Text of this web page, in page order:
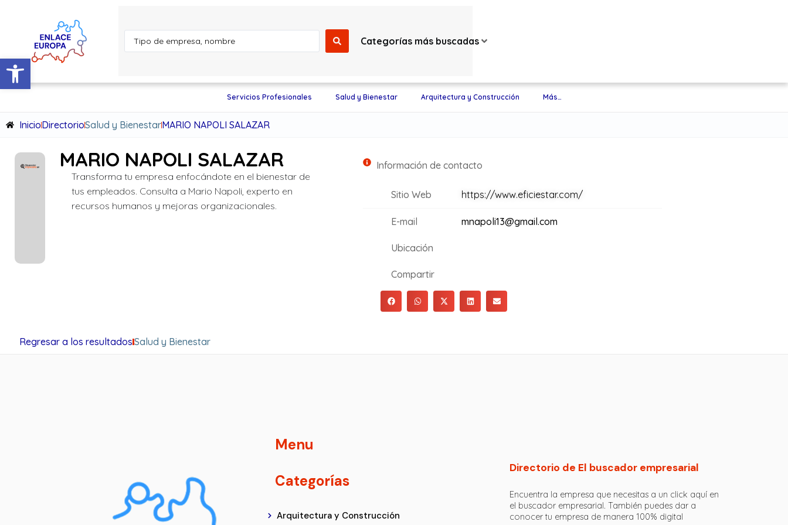
Abrir barra de herramientas
Categorías más buscadas
Servicios Profesionales Salud y Bienestar Arquitectura y Construcción Más…
InicioDirectorioSalud y BienestarMARIO NAPOLI SALAZAR
MARIO NAPOLI SALAZAR
Transforma tu empresa enfocándote en el bienestar de
tus empleados. Consulta a Mario Napoli, experto en
recursos humanos y mejoras organizacionales.
Información de contacto
Sitio Web https://www.eficiestar.com/
E-mail mnapoli13@gmail.com
Ubicación
Compartir
Regresar a los resultadosSalud y Bienestar
Menu
Categorías
Arquitectura y Construcción
Directorio de El buscador empresarial
Encuentra la empresa que necesitas a un click aquí en
el buscador empresarial. También puedes dar a
conocer tu empresa de manera 100% digital